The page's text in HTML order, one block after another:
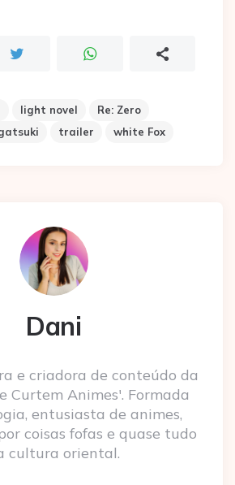
light novel
Re: Zero
trailer white Fox
Dani
e criadora de conteúdo da
Curtem Animes'. Formada
entusiasta de animes,
coisas fofas e quase tudo
cultura oriental.